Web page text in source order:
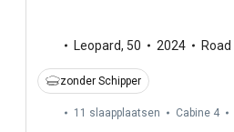
Leopard, 50 2024
zonder Schipper
11 slaapplaatsen Cabine 4